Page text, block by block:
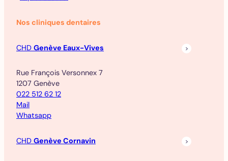
Nos cliniques dentaires
CHD Genève Eaux-Vives
Rue François Versonnex 7
1207 Genève
022 512 62 12
Mail
Whatsapp
CHD Genève Cornavin